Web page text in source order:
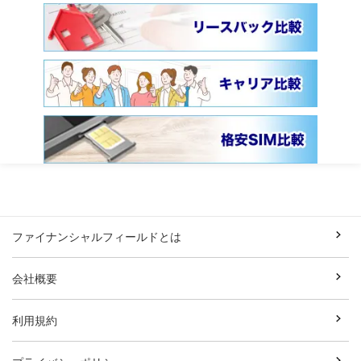
ファイナンシャルフィールドとは
会社概要
利用規約